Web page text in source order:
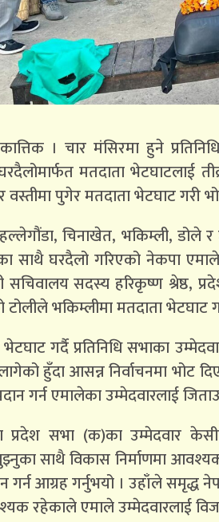
कात्तिक । चार मंसिरमा हुने
मतदाता भेटघाटलाई
वस्तीमा पुगेर मतदाता भेटघाट गरी
चिनाखेत, भकिम्ली, डोले र
साथै घरदैलो गरिएको नेकपा
सचिवालय सदस्य हरिकृष्ण श्रेष्ठ,
टोलीले भकिम्लीमा मतदाता भेटघाट
गर्दै प्रतिनिधि सभाका
हुँदा आसन्न निर्वाचनमा भोट
गर्न एमालेका उम्मेदवारलाई
प्रदेश सभा (क)का उम्मेदवार
साथै विकास निर्माणमा
गर्न आग्रह गर्नुभयो । उहाँले समृद्ध
रहेकाले एमाले उम्मेदवारलाई